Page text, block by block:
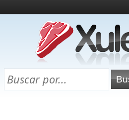
¿Qué es esto?
Directorio
Chuletas para exámenes